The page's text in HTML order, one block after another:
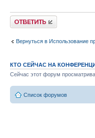
Ответить
Вернуться в Использование
КТО СЕЙЧАС НА
Сейчас этот форум
Список форумов